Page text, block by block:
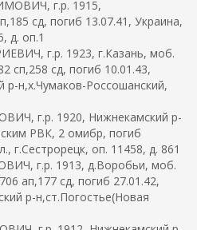
г.р. 1915,
сд, погиб 13.07.41, Украина,
д. оп.1
г.р. 1923, г.Казань, моб.
сп,258 сд, погиб 10.01.43,
р-н,х.Чумаков-Россошанский,
г.р. 1920, Нижнекамский р-
РВК, 2 омибр, погиб
г.Сестрорецк, оп. 11458, д. 861
г.р. 1913, д.Воробьи, моб.
ап,177 сд, погиб 27.01.42,
р-н,ст.Погостье(Новая